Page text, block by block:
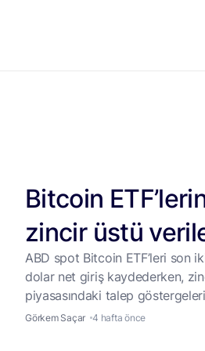
Bitcoin
zincir üstü
ABD spot Bitcoin ETF’leri son
dolar net giriş kaydederken,
piyasasındaki talep
edilmediğine işaret etti.
Görkem Saçar 4 hafta önce